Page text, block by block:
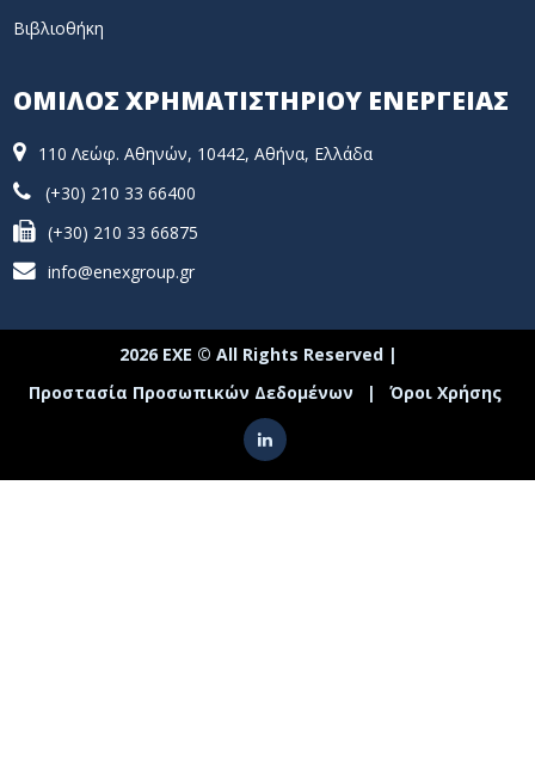
Βιβλιοθήκη
ΟΜΙΛΟΣ ΧΡΗΜΑΤΙΣΤΗΡΙΟΥ ΕΝΕΡΓΕΙΑΣ
110 Λεώφ. Αθηνών, 10442, Αθήνα, Ελλάδα
(+30) 210 33 66400
(+30) 210 33 66875
info@enexgroup.gr
2026 ΕΧΕ © All Rights Reserved |
Προστασία Προσωπικών Δεδομένων
| Όροι Χρήσης